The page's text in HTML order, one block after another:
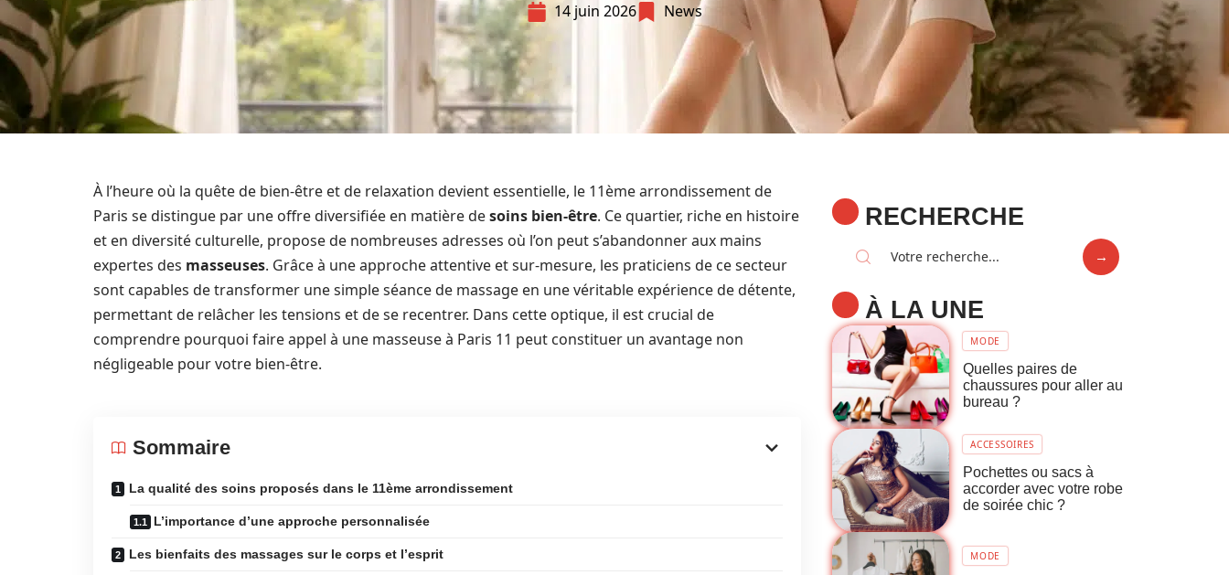
14 juin 2026 News
À l’heure où la quête de bien-être et de relaxation devient essentielle, le 11ème arrondissement de
Paris se distingue par une offre diversifiée en matière desoins bien-être. Ce quartier, riche en histoire
et en diversité culturelle, propose de nombreuses adresses où l’on peut s’abandonner aux mains
expertes des masseuses. Grâce à une approche attentive et sur-mesure, les praticiens de ce secteur
sont capables de transformer une simple séance de massage en une véritable expérience de détente,
permettant de relâcher les tensions et de se recentrer. Dans cette optique, il est crucial de
comprendre pourquoi faire appel à une masseuse à Paris 11 peut constituer un avantage non
négligeable pour votre bien-être.
Sommaire
La qualité des soins proposés dans le 11ème arrondissement
L’importance d’une approche personnalisée
Les bienfaits des massages sur le corps et l’esprit
RECHERCHE
À LA UNE
MODE
Quelles paires de
chaussures pour aller au
bureau ?
ACCESSOIRES
Pochettes ou sacs à
accorder avec votre robe
de soirée chic ?
MODE